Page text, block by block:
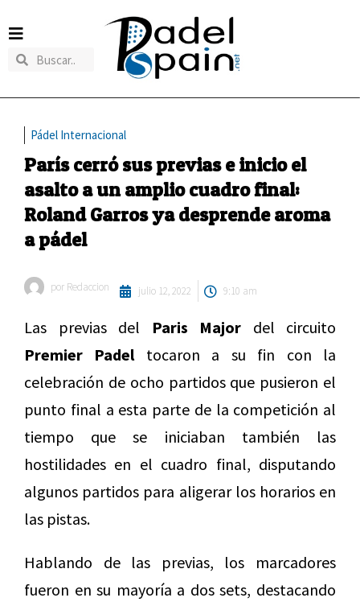
Pádel Internacional
París cerró sus previas e inicio el
asalto a un amplio cuadro final:
Roland Garros ya desprende aroma
a pádel
por Redaccion julio 12, 2022 9:10 am
Las previas del Paris Major del circuito
Premier Padeltocaron a su fin con la
celebración de ocho partidos que pusieron el
punto final a esta parte de la competición al
tiempo que se iniciaban también las
hostilidades en el cuadro final, disputando
algunos partidos para aligerar los horarios en
las pistas.
Hablando de las previas, los marcadores
fueron en su mayoría a dos sets, destacando